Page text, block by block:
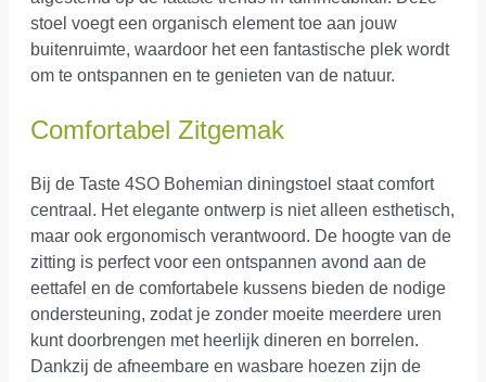
stoel voegt een organisch element toe aan jouw
buitenruimte, waardoor het een fantastische plek wordt
om te ontspannen en te genieten van de natuur.
Comfortabel Zitgemak
Bij de Taste 4SO Bohemian diningstoel staat comfort
centraal. Het elegante ontwerp is niet alleen esthetisch,
maar ook ergonomisch verantwoord. De hoogte van de
zitting is perfect voor een ontspannen avond aan de
eettafel en de comfortabele kussens bieden de nodige
ondersteuning, zodat je zonder moeite meerdere uren
kunt doorbrengen met heerlijk dineren en borrelen.
Dankzij de afneembare en wasbare hoezen zijn de